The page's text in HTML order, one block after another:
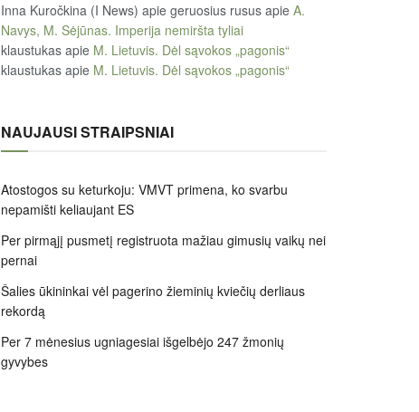
Inna Kuročkina (I News) apie geruosius rusus apie A.
Navys, M. Sėjūnas. Imperija nemiršta tyliai
klaustukas apie M. Lietuvis. Dėl sąvokos „pagonis“
klaustukas apie M. Lietuvis. Dėl sąvokos „pagonis“
NAUJAUSI STRAIPSNIAI
Atostogos su keturkoju: VMVT primena, ko svarbu
nepamišti keliaujant ES
Per pirmąjį pusmetį registruota mažiau gimusių vaikų nei
pernai
Šalies ūkininkai vėl pagerino žieminių kviečių derliaus
rekordą
Per 7 mėnesius ugniagesiai išgelbėjo 247 žmonių
gyvybes